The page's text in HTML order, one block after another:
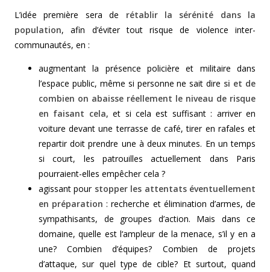
L’idée première sera de rétablir la sérénité dans la
population, afin d’éviter tout risque de violence inter-
communautés, en :
augmentant la présence policière et militaire dans
l’espace public, même si personne ne sait dire si et de
combien on abaisse réellement le niveau de risque
en faisant cela, et si cela est suffisant : arriver en
voiture devant une terrasse de café, tirer en rafales et
repartir doit prendre une à deux minutes. En un temps
si court, les patrouilles actuellement dans Paris
pourraient-elles empêcher cela ?
agissant pour stopper les attentats éventuellement
en préparation: recherche et élimination d’armes, de
sympathisants, de groupes d’action. Mais dans ce
domaine, quelle est l‘ampleur de la menace, s’il y en a
une? Combien d’équipes? Combien de projets
d’attaque, sur quel type de cible? Et surtout, quand